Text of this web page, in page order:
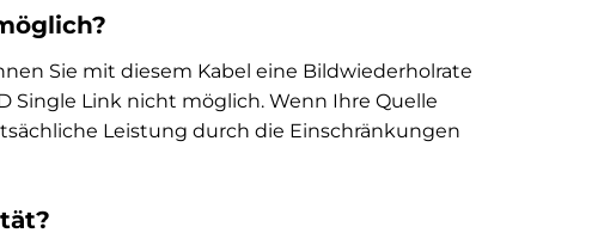
Sie mit diesem Kabel eine Bildwiederholrate
Single Link nicht möglich. Wenn Ihre Quelle
Leistung durch die Einschränkungen